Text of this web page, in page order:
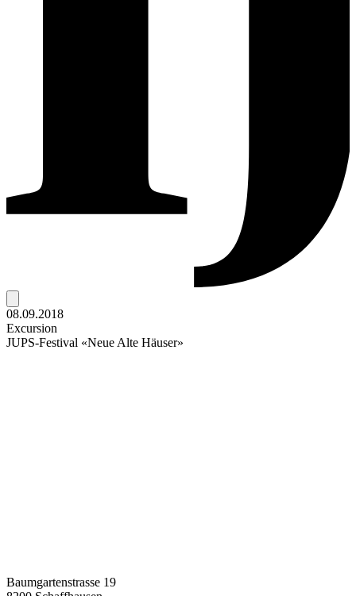
08.09.2018
Excursion
JUPS-Festival «Neue Alte Häuser»
Baumgartenstrasse 19